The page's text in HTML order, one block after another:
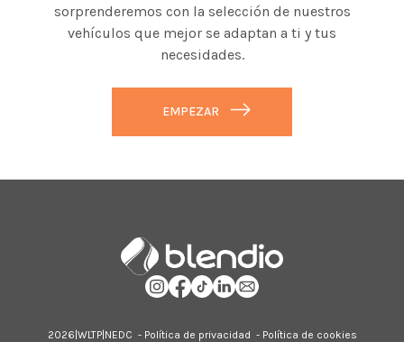
sorprenderemos con la selección de nuestros
vehículos que mejor se adaptan a ti y tus
necesidades.
EMPEZAR
2026| WLTP| NEDC - Política de privacidad - Política de cookies